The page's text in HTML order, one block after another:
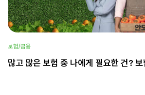
보험/금융
많고 많은 보험 중 나에게 필요한 건? 보